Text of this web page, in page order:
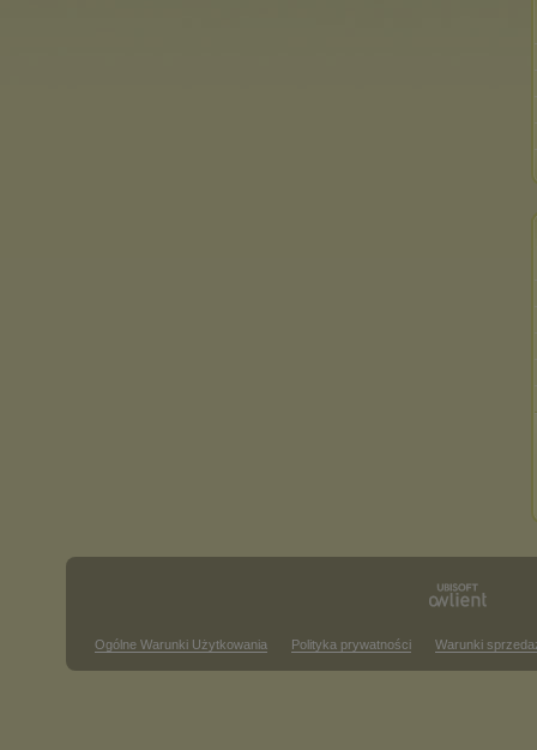
Ogólne Warunki Użytkowania Polityka prywatności Warunki